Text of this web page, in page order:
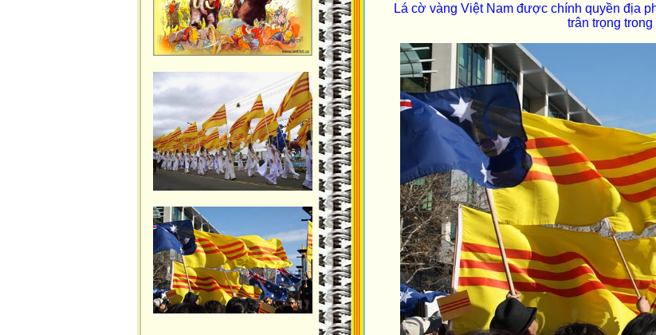
Lá cờ vàng Việt Nam được chính quyền địa
trân trọng